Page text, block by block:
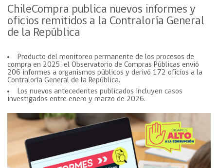
ChileCompra publica nuevos informes y
oficios remitidos a la Contraloría General
de la República
Producto del monitoreo permanente de los procesos de
compra en 2025, el Observatorio de Compras Públicas envió
206 informes a organismos públicos y derivó 172 oficios a la
Contraloría General de la República.
Los nuevos antecedentes publicados incluyen casos
investigados entre enero y marzo de 2026.